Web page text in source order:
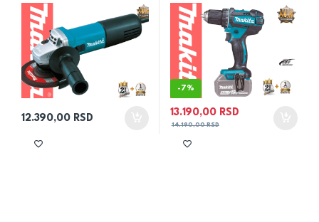
12.390,00 RSD
-7%
13.190,00 RSD
14.190,00RSD